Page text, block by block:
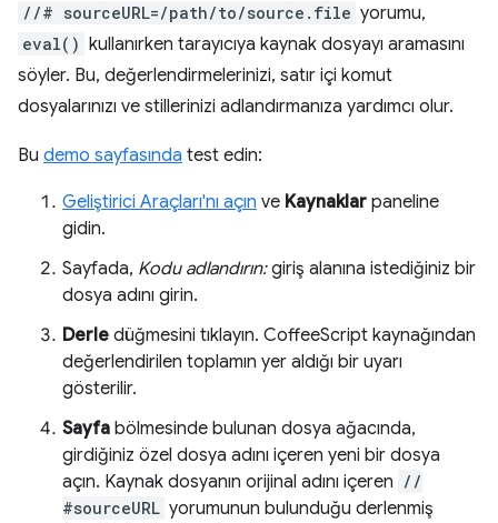
//# sourceURL=/path/to/source.file yorumu,
eval() kullanırken tarayıcıya kaynak dosyayı aramasını
söyler. Bu, değerlendirmelerinizi, satır içi komut
dosyalarınızı ve stillerinizi adlandırmanıza yardımcı olur.
Bu demo sayfasında test edin:
Geliştirici Araçları'nı açın ve Kaynaklar paneline
gidin.
Sayfada, Kodu adlandırın:giriş alanına istediğiniz bir
dosya adını girin.
Derle düğmesini tıklayın. CoffeeScript kaynağından
değerlendirilen toplamın yer aldığı bir uyarı
gösterilir.
Sayfa bölmesinde bulunan dosya ağacında,
girdiğiniz özel dosya adını içeren yeni bir dosya
açın. Kaynak dosyanın orijinal adını içeren //
#sourceURL yorumunun bulunduğu derlenmiş